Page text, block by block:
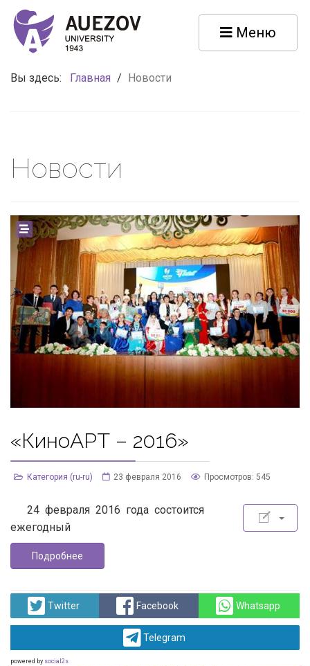
Меню
Вы здесь: Главная / Новости
Новости
«КиноАРТ – 2016»
Категория (ru-ru) 23 февраля 2016 Просмотров: 545
24 февраля 2016 года состоится
ежегодный
Подробнее
Twitter Facebook Whatsapp
Telegram
powered by social2s